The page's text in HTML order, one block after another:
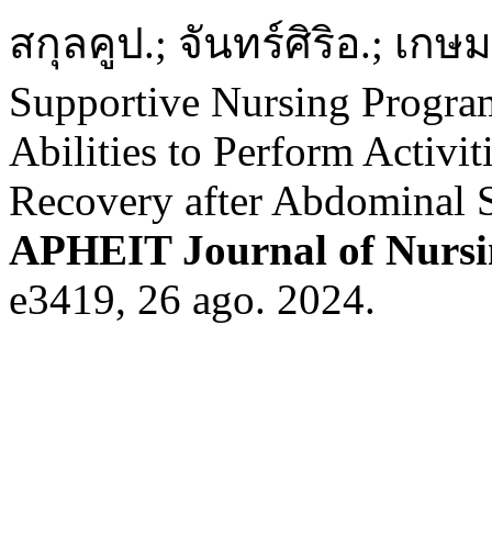
สกุลคูป.; จันทร์ศิริอ.; เกษม
Supportive Nursing
Abilities to Perform
Recovery after Abdominal
APHEIT Journal of
e3419, 26 ago. 2024.